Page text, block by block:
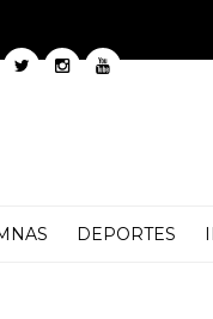
DEPORTES